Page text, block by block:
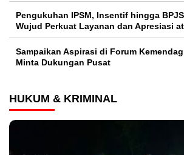
Pengukuhan IPSM, Insentif hingga
Wujud Perkuat Layanan dan Apresiasi
Sampaikan Aspirasi di Forum
Minta Dukungan Pusat
HUKUM & KRIMINAL